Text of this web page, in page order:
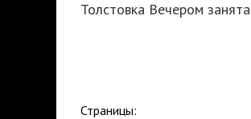
Толстовка Вечером занята
Страницы: